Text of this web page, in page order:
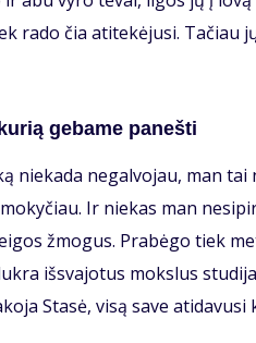
ra­do čia ati­te­kė­ju­si. Ta­čiau
ge­ba­me pa­neš­ti
nie­ka­da ne­gal­vo­jau, man
Ir nie­kas man
žmo­gus. Pra­bė­go tiek
iš­sva­jo­tus moks­lus
Sta­sė, vi­są sa­ve